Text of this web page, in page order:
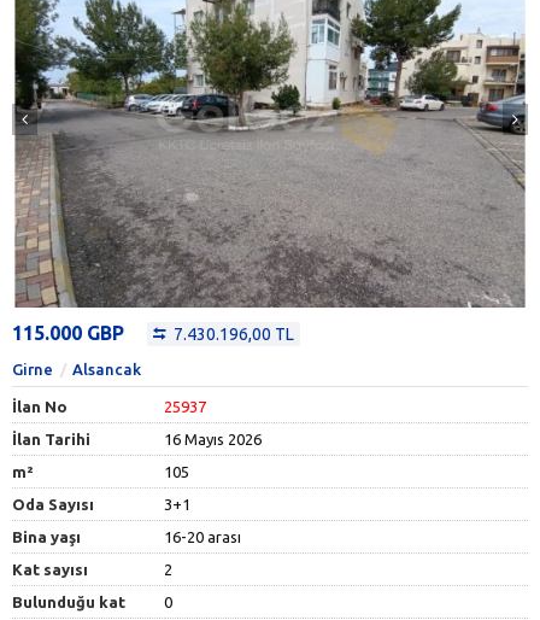
115.000 GBP 7.430.196,00 TL
Girne Alsancak
İlan No
25937
İlan Tarihi
16 Mayıs 2026
m²
105
Oda Sayısı
3+1
Bina yaşı
16-20 arası
Kat sayısı
2
Bulunduğu kat
0